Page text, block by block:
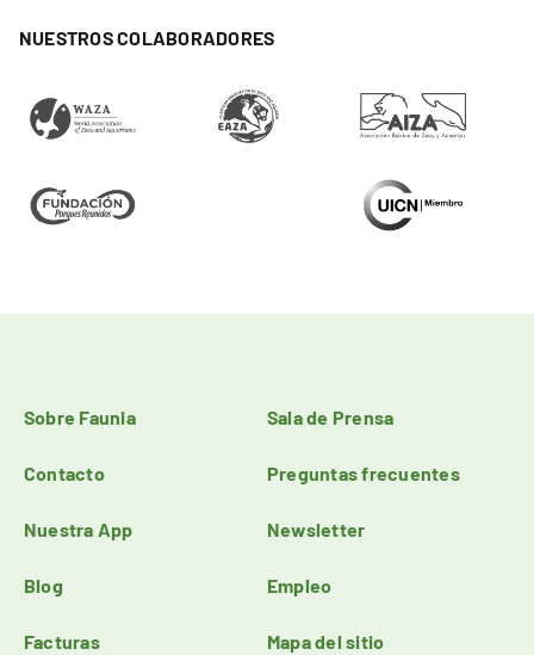
NUESTROS COLABORADORES
Sobre Faunia Sala de Prensa
Contacto Preguntas frecuentes
Nuestra App Newsletter
Blog Empleo
Facturas Mapa del sitio